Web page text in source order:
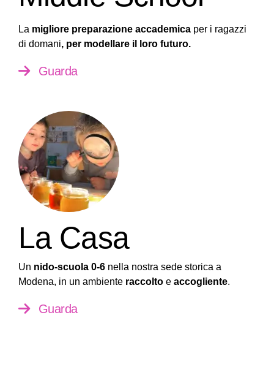
La migliore preparazione accademica per i ragazzi
di domani, per modellare il loro futuro.
Guarda
La Casa
Un nido-scuola 0-6 nella nostra sede storica a
Modena, in un ambiente raccolto e accogliente.
Guarda